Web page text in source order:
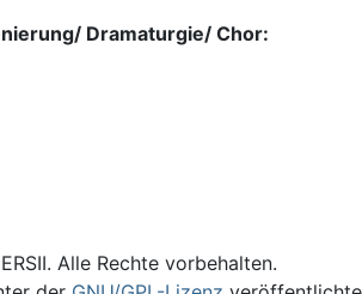
Dramaturgie/ Chor:
Alle Rechte vorbehalten.